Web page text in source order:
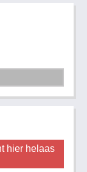
hier helaas